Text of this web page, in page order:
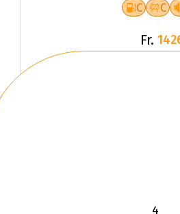
C C
Fr.